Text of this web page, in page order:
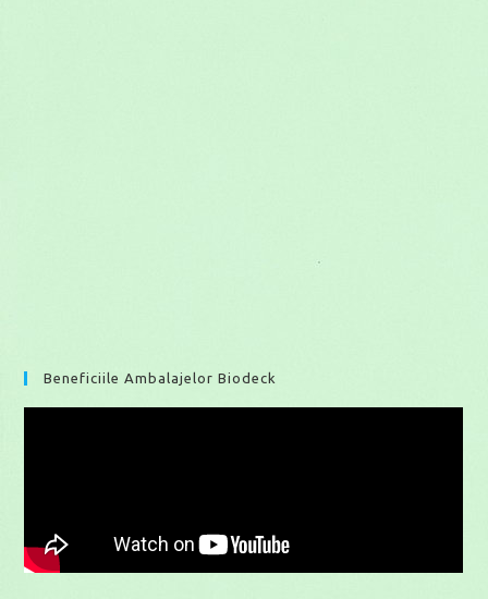
Beneficiile Ambalajelor Biodeck